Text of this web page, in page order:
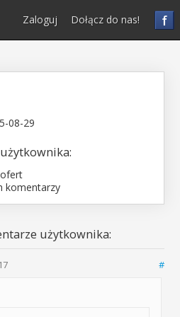
f
Zaloguj Dołącz do nas!
08-29
komentarzy
użytkownika:
#